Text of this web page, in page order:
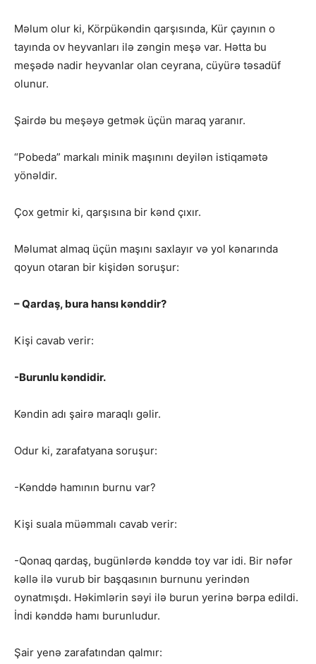
Məlum olur ki, Körpükəndin qarşısında, Kür çayının o
tayında ov heyvanları ilə zəngin meşə var. Hətta bu
meşədə nadir heyvanlar olan ceyrana, cüyürə təsadüf
olunur.
Şairdə bu meşəyə getmək üçün maraq yaranır.
“Pobeda” markalı minik maşınını deyilən istiqamətə
yönəldir.
Çox getmir ki, qarşısına bir kənd çıxır.
Məlumat almaq üçün maşını saxlayır və yol kənarında
qoyun otaran bir kişidən soruşur:
– Qardaş, bura hansı kənddir?
Kişi cavab verir:
-Burunlu kəndidir.
Kəndin adı şairə maraqlı gəlir.
Odur ki, zarafatyana soruşur:
-Kənddə hamının burnu var?
Kişi suala müəmmalı cavab verir:
-Qonaq qardaş, bugünlərdə kənddə toy var idi. Bir nəfər
kəllə ilə vurub bir başqasının burnunu yerindən
oynatmışdı. Həkimlərin səyi ilə burun yerinə bərpa edildi.
İndi kənddə hamı burunludur.
Şair yenə zarafatından qalmır: